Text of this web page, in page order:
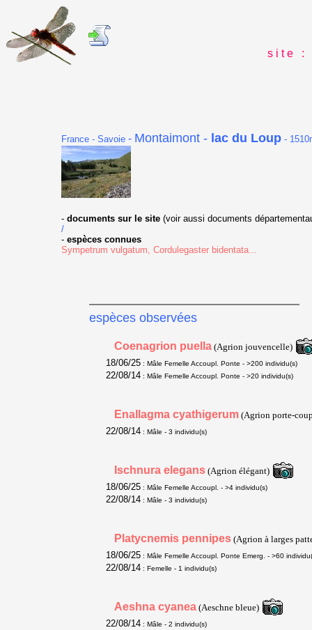
s i t e : i
France - Savoie - Montaimont - lac du Loup -
- documents sur le site (voir aussi documents
/
- espèces connues
Sympetrum vulgatum, Cordulegaster bidentata...
espèces observées
Coenagrion puella (Agrion jouvencelle)
18/06/25 : Mâle Femelle Accoupl. Ponte - >200 individu(s)
22/08/14 : Mâle Femelle Accoupl. Ponte - >20 individu(s)
Enallagma cyathigerum (Agrion porte-
22/08/14 : Mâle - 3 individu(s)
Ischnura elegans (Agrion élégant)
18/06/25 : Mâle Femelle Accoupl. - >4 individu(s)
22/08/14 : Mâle - 3 individu(s)
Platycnemis pennipes (Agrion à larges
18/06/25 : Mâle Femelle Accoupl. Ponte Emerg. - >60
22/08/14 : Femelle - 1 individu(s)
Aeshna cyanea (Aeschne bleue)
22/08/14 : Mâle - 2 individu(s)